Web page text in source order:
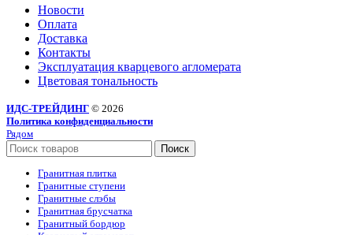
Новости
Оплата
Доставка
Контакты
Эксплуатация кварцевого агломерата
Цветовая тональность
ИДС-ТРЕЙДИНГ © 2026
Политика конфиденциальности
Рядом
Поиск
Гранитная плитка
Гранитные ступени
Гранитные слэбы
Гранитная брусчатка
Гранитный бордюр